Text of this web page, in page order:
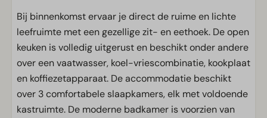
Bij binnenkomst ervaar je direct de ruime en lichte
leefruimte met een gezellige zit- en eethoek. De open
keuken is volledig uitgerust en beschikt onder andere
over een vaatwasser, koel-vriescombinatie, kookplaat
en koffiezetapparaat. De accommodatie beschikt
over 3 comfortabele slaapkamers, elk met voldoende
kastruimte. De moderne badkamer is voorzien van